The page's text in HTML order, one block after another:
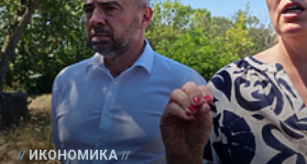
ИКОНОМИКА